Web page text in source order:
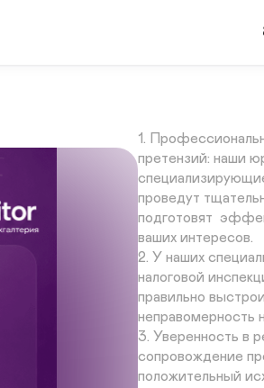
переговоры с
доказательств о
1.
претензий: наши
проведут
подготовят
ваших интересов.
2. У наших
налоговой
правильно
неправомерность
3. Уверенность в
сопровождение
положительный